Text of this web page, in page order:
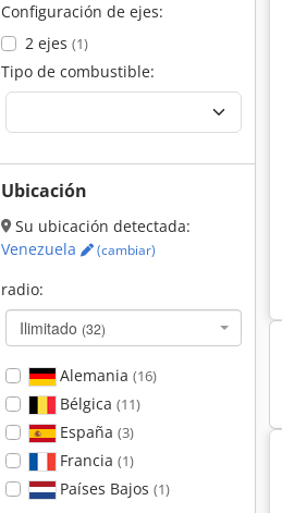
Configuración de ejes:
2 ejes (1)
Tipo de combustible:
Ubicación
Su ubicación detectada:
Venezuela
(cambiar)
radio:
Ilimitado (32)
Alemania (16)
Bélgica (11)
España (3)
Francia (1)
Países Bajos (1)
Hamm 3520